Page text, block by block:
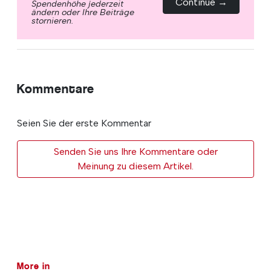
Spendenhöhe jederzeit
ändern oder Ihre Beiträge
stornieren.
Kommentare
Seien Sie der erste Kommentar
Senden Sie uns Ihre Kommentare oder
Meinung zu diesem Artikel.
More in